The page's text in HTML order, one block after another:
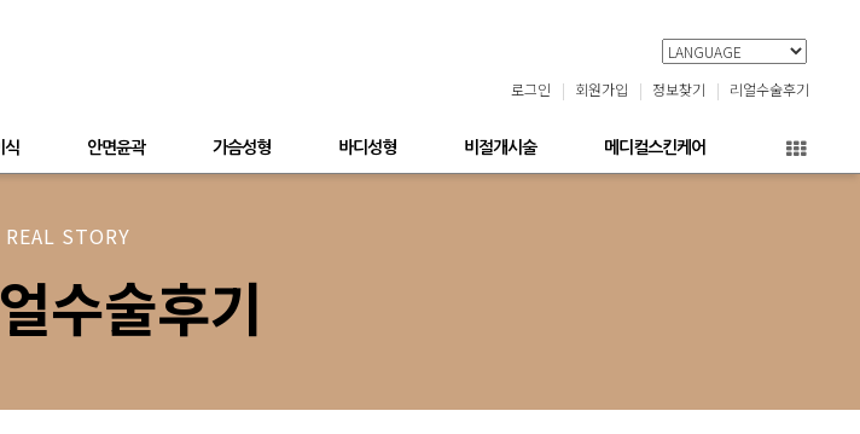
로그인 회원가입 정보찾기 리얼수술후기
식 안면윤곽 가슴성형 바디성형 비절개시술 메디컬스킨케어
STORY
수술후기